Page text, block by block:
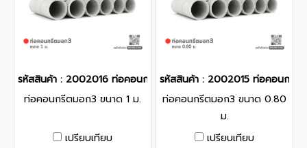
รหัสสินค้า : 2002016 ท่อคอนกรีตมอก3 ขนาด 1 ม.
ท่อคอนกรีตมอก3 ขนาด 1 ม.
เปรียบเทียบ
รหัสสินค้า : 2002015 ท่อคอนกรีต
ท่อคอนกรีตมอก3 ขนาด 0.80
ม.
เปรียบเทียบ